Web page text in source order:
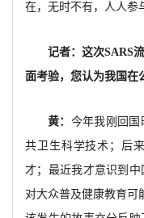
在，无时不有，人人参
记者：这次SARS
面考验，您认为我国在
黄： 今年我刚回国
共卫生科学技术；后
才；最近我才意识到中
对大众普及健康教育可